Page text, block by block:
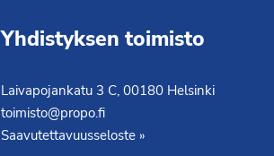
Yhdistyksen toimisto
Laivapojankatu 3 C, 00180 Helsinki
toimisto@propo.fi
Saavutettavuusseloste »